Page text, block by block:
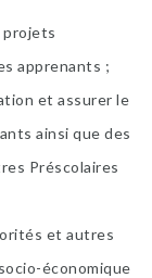
projets
apprenants ;
et assurer le
ainsi que des
Préscolaires
et autres
économique